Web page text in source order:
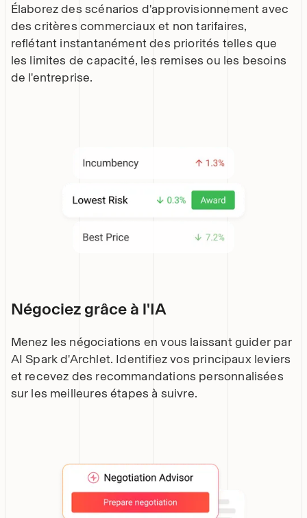
Élaborez des scénarios d'approvisionnement avec
des critères commerciaux et non tarifaires,
reflétant instantanément des priorités telles que
les limites de capacité, les remises ou les besoins
de l'entreprise.
Négociez grâce à l'IA
Menez les négociations en vous laissant guider par
AI Spark d'Archlet. Identifiez vos principaux leviers
et recevez des recommandations personnalisées
sur les meilleures étapes à suivre.